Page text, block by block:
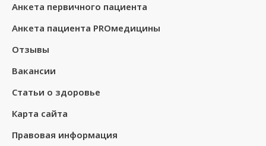
Анкета первичного пациента
Анкета пациента PROмедицины
Отзывы
Вакансии
Статьи о здоровье
Карта сайта
Правовая информация